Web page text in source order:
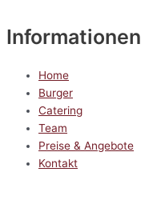
Informationen
Home
Burger
Catering
Team
Preise & Angebote
Kontakt